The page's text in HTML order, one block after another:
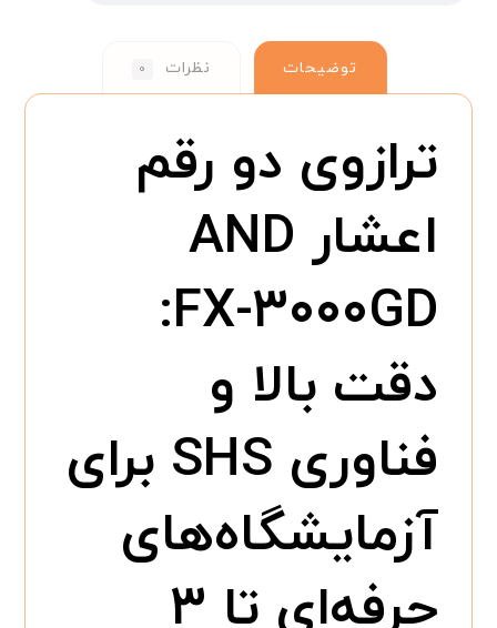
توضیحات نظرات ۰
ترازوی دو رقم
اعشار AND
FX-۳۰۰۰GD:
دقت بالا و
فناوری SHS برای
آزمایشگاه‌های
حرفه‌ای تا ۳